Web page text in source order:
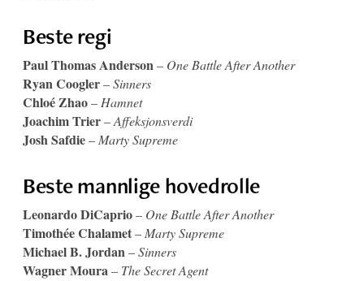
Beste regi
Paul Thomas Anderson– One Battle After Another
Ryan Coogler–Sinners
Chloé Zhao–Hamnet
Joachim Trier–Affeksjonsverdi
Josh Safdie–Marty Supreme
Beste mannlige hovedrolle
Leonardo DiCaprio– One Battle After Another
Timothée Chalamet– Marty Supreme
Michael B. Jordan–Sinners
Wagner Moura– The Secret Agent